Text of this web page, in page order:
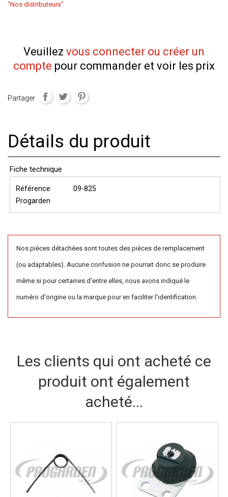
"Nos distributeurs"
Veuillez vous connecter ou créer un
compte pour commander et voir les prix
Partager
Détails du produit
Fiche technique
Référence
Progarden
09-825
Nos pièces détachées sont toutes des pièces de remplacement
(ou adaptables). Aucune confusion ne pourrait donc se produire
même si pour certaines d'entre elles, nous avons indiqué le
numéro d'origine ou la marque pour en faciliter l'identification.
Les clients qui ont acheté ce
produit ont également
acheté...